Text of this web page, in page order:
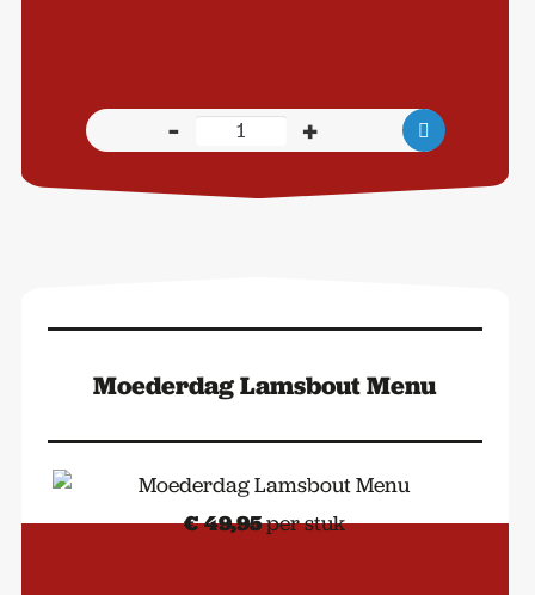
-
Moederdag
Ontbijt
aantal
+
Moederdag Lamsbout Menu
€ 49,95per stuk